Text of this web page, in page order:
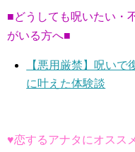
■どうしても呪いたい・
がいる方へ■
【悪用厳禁】呪い
に叶えた体験談
♥恋するアナタにオスス